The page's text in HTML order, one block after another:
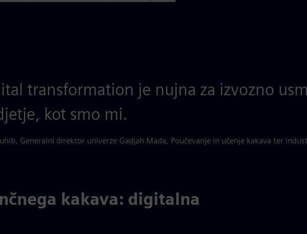
transformation je nujna za izvozno
kot smo mi.
Generalni direktor univerze Gadjah Mada, Poučevanje in učenje kakava ter
kakava: digitalna